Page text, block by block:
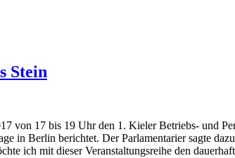
Stein
von 17 bis 19 Uhr den 1. Kieler Betriebs- und
in Berlin berichtet. Der Parlamentarier sagte
ich mit dieser Veranstaltungsreihe den